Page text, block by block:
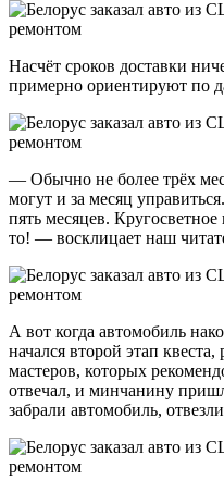
Насчёт сроков доставки
примерно ориентируют по
— Обычно не более трёх
могут и за месяц
пять месяцев.
то! — восклицает наш
А вот когда автомобиль
начался второй этап
мастеров, которых
отвечал, и минчанину
забрали автомобиль,